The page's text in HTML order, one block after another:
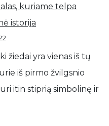
kuriame telpa
istorija
žiedai yra vienas iš tų
iš pirmo žvilgsnio
itin stiprią simbolinę ir